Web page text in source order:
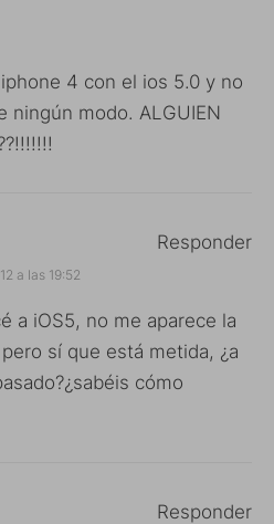
4 con el ios 5.0 y no
ningún modo. ALGUIEN
a las 19:52
a iOS5, no me aparece la
sí que está metida, ¿a
cómo
Responder
Responder